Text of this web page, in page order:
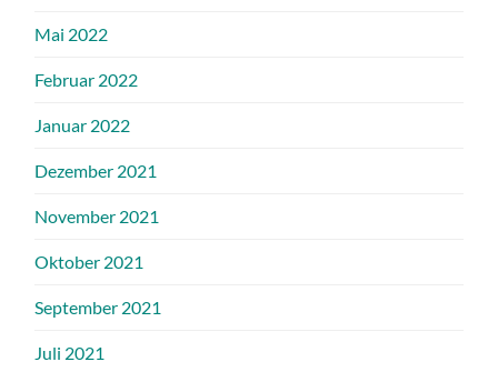
Mai 2022
Februar 2022
Januar 2022
Dezember 2021
November 2021
Oktober 2021
September 2021
Juli 2021